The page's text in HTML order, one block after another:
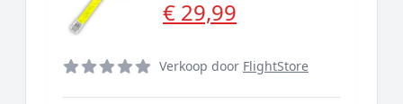
€ 29,99
Verkoop door FlightStore